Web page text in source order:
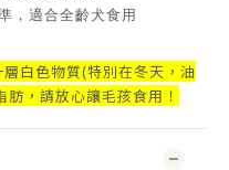
，適合全齡犬食用
白色物質(特別在冬天，油
，請放心讓毛孩食用！